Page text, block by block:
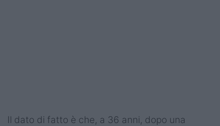
Il dato di fatto è che, a 36 anni, dopo una